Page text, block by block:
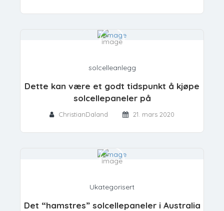
solcelleanlegg
Dette kan være et godt tidspunkt å kjøpe
solcellepaneler på
ChristianDaland 21. mars 2020
Ukategorisert
Det “hamstres” solcellepaneler i Australia